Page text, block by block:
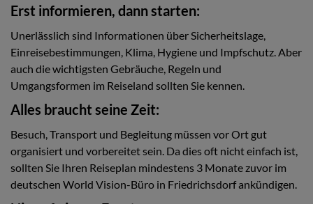
Erst informieren, dann starten:
Unerlässlich sind Informationen über Sicherheitslage,
Einreisebestimmungen, Klima, Hygiene und Impfschutz. Aber
auch die wichtigsten Gebräuche, Regeln und
Umgangsformen im Reiseland sollten Sie kennen.
Alles braucht seine Zeit:
Besuch, Transport und Begleitung müssen vor Ort gut
organisiert und vorbereitet sein. Da dies oft nicht einfach ist,
sollten Sie Ihren Reiseplan mindestens 3 Monate zuvor im
deutschen World Vision-Büro in Friedrichsdorf ankündigen.